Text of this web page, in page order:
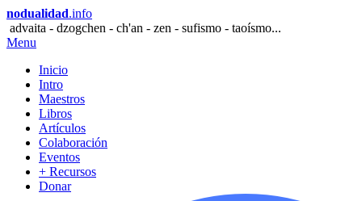
nodualidad.info
advaita - dzogchen - ch'an - zen - sufismo - taoísmo...
Menu
Inicio
Intro
Maestros
Libros
Artículos
Colaboración
Eventos
+ Recursos
Donar